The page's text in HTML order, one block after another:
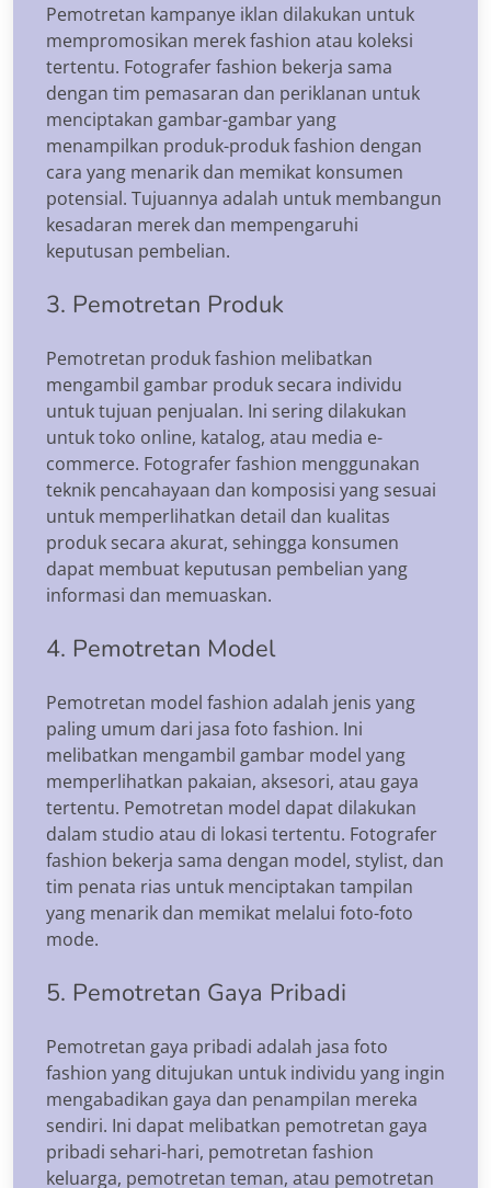
Pemotretan kampanye iklan dilakukan untuk
mempromosikan merek fashion atau koleksi
tertentu. Fotografer fashion bekerja sama
dengan tim pemasaran dan periklanan untuk
menciptakan gambar-gambar yang
menampilkan produk-produk fashion dengan
cara yang menarik dan memikat konsumen
potensial. Tujuannya adalah untuk membangun
kesadaran merek dan mempengaruhi
keputusan pembelian.
3. Pemotretan Produk
Pemotretan produk fashion melibatkan
mengambil gambar produk secara individu
untuk tujuan penjualan. Ini sering dilakukan
untuk toko online, katalog, atau media e-
commerce. Fotografer fashion menggunakan
teknik pencahayaan dan komposisi yang sesuai
untuk memperlihatkan detail dan kualitas
produk secara akurat, sehingga konsumen
dapat membuat keputusan pembelian yang
informasi dan memuaskan.
4. Pemotretan Model
Pemotretan model fashion adalah jenis yang
paling umum dari jasa foto fashion. Ini
melibatkan mengambil gambar model yang
memperlihatkan pakaian, aksesori, atau gaya
tertentu. Pemotretan model dapat dilakukan
dalam studio atau di lokasi tertentu. Fotografer
fashion bekerja sama dengan model, stylist, dan
tim penata rias untuk menciptakan tampilan
yang menarik dan memikat melalui foto-foto
mode.
5. Pemotretan Gaya Pribadi
Pemotretan gaya pribadi adalah jasa foto
fashion yang ditujukan untuk individu yang ingin
mengabadikan gaya dan penampilan mereka
sendiri. Ini dapat melibatkan pemotretan gaya
pribadi sehari-hari, pemotretan fashion
keluarga, pemotretan teman, atau pemotretan